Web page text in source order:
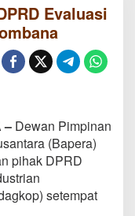
Evaluasi
– Dewan Pimpinan
(Bapera)
pihak DPRD
setempat